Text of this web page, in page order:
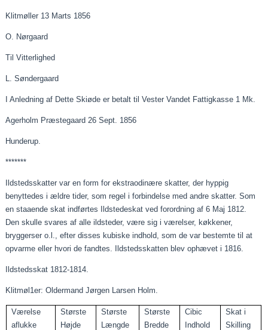
Klitmøller 13 Marts 1856
O. Nørgaard
Til Vitterlighed
L. Søndergaard
I Anledning af DetteSkiøde er betalt til Vester Vandet Fattigkasse 1 Mk.
Agerholm Præstegaard 26 Sept. 1856
Hunderup.
*******
Ildstedsskatter var en form forekstraodinære skatter, der hyppig
benyttedes i ældre tider, som regel i forbindelse med andre skatter. Som
enstaaende skat indførtes Ildstedeskat ved forordning af 6 Maj 1812.
Den skulle svares af alle ildsteder, være sig i værelser, køkkener,
bryggerser o.l., efter disses kubiske indhold, som de var bestemte til at
opvarme eller hvori de fandtes. Ildstedsskatten blev ophævet i 1816.
Ildstedsskat 1812-1814.
Klitmøl1er: Oldermand Jørgen Larsen Holm.
Værelse
aflukke
Største
Højde
Største
Længde
Største
Bredde
Cibic
Indhold
Skat i
Skilling